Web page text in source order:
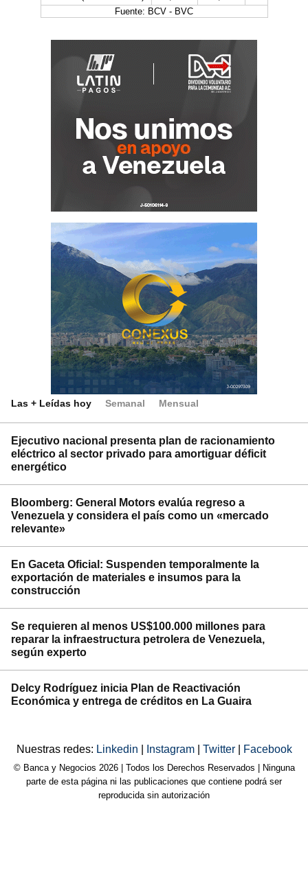
Fuente: BCV - BVC
Las + Leídas hoy Semanal Mensual
Ejecutivo nacional presenta plan de racionamiento
eléctrico al sector privado para amortiguar déficit
energético
Bloomberg: General Motors evalúa regreso a
Venezuela y considera el país como un «mercado
relevante»
En Gaceta Oficial: Suspenden temporalmente la
exportación de materiales e insumos para la
construcción
Se requieren al menos US$100.000 millones para
reparar la infraestructura petrolera de Venezuela,
según experto
Delcy Rodríguez inicia Plan de Reactivación
Económica y entrega de créditos en La Guaira
Nuestras redes: Linkedin Instagram Twitter Facebook
© Banca y Negocios 2026 | Todos los Derechos Reservados | Ninguna
parte de esta página ni las publicaciones que contiene podrá ser
reproducida sin autorización